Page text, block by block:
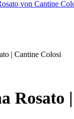
| Cantine Colosi
Rosato